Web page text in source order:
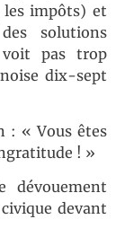
les impôts) et
solutions
voit pas trop
dix-sept
: « Vous êtes
! »
dévouement
devant